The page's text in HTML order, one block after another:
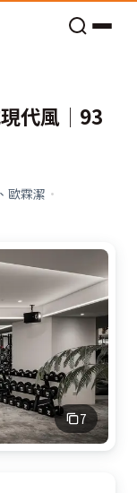
代風│93
歐霖潔 ·
7